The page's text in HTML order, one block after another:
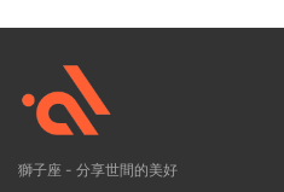
獅子座 - 分享世間的美好